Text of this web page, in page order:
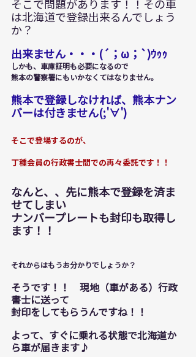
そこで問題があります！！その車
は北海道で登録出来るんでしょう
か？
出来ません・・・(´；ω；`)ｳｩｩ
しかも、車庫証明も必要になるので
熊本の警察署にもいかなくてはなりません。
熊本で登録しなければ、熊本ナン
バーは付きません(;'∀')
そこで登場するのが、
丁種会員の行政書士間での再々委託です！！
なんと、、先に熊本で登録を済ま
せてしまい
ナンバープレートも封印も取得し
ます！！
それからはもうお分かりでしょうか？
そうです！！　現地（車がある）行政
書士に送って
封印をしてもらうんですね！！
よって、すぐに乗れる状態で北海道か
ら車が届きます♪